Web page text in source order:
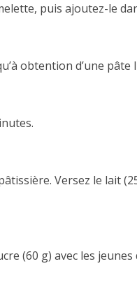
puis ajoutez-le
obtention d’une pâte
Versez le lait
(60 g) avec les jeunes